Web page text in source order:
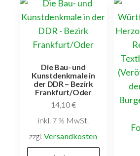
Die Bau- und
Kunstdenkmale in
der DDR – Bezirk
Frankfurt/Oder
14,10€
inkl. 7 % MwSt.
zzgl.Versandkosten